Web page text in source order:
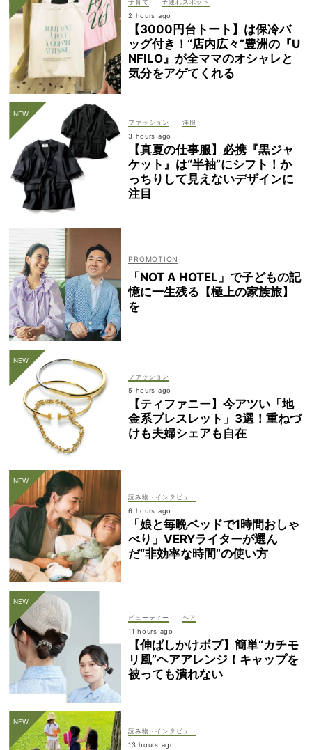
2 hours ago
【3000円台トート】は保冷バ
ッグ付き！“店内広々”豊洲の『U
NFILO』が全ママのオシャレと
気分をアゲてくれる
ファッション
洋服
3 hours ago
【真夏の仕事服】必携『黒ジャ
ケット』は“半袖”にシフト！か
っちりして見えないデザインに
注目
「NOT A HOTEL」で子どもの記
憶に一生残る【極上の家族旅】
を
ファッション
5 hours ago
【ティファニー】今アツい「地
金系ブレスレット」3選！重ねづ
けも夫婦シェアも自在
読み物・インタビュー
6 hours ago
「娘と毎晩ベッドで1時間おしゃ
べり」VERYライターが選ん
だ“非効率な時間”の使い方
ビューティー
ヘア
11 hours ago
【伸ばしかけボブ】簡単“カチモ
リ風”ヘアアレンジ！キャップを
被っても潰れない
読み物・インタビュー
13 hours ago